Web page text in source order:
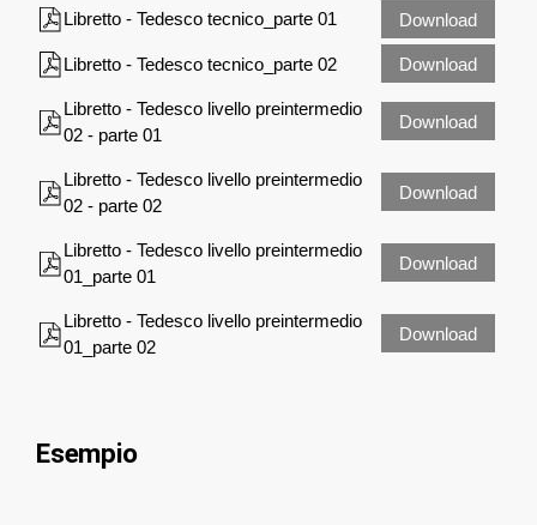
Libretto - Tedesco tecnico_parte 01 Download
Libretto - Tedesco tecnico_parte 02 Download
Libretto - Tedesco livello preintermedio
02 - parte 01
Download
Libretto - Tedesco livello preintermedio
02 - parte 02
Download
Libretto - Tedesco livello preintermedio
01_parte 01
Download
Libretto - Tedesco livello preintermedio
01_parte 02
Download
Esempio